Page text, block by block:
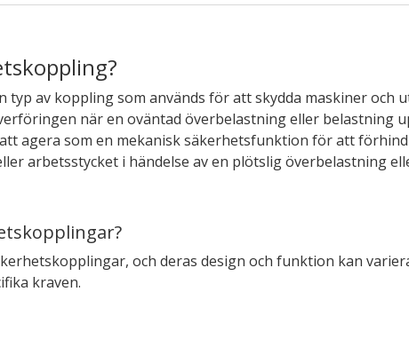
typ av koppling som används för att skydda maskiner och
när en oväntad överbelastning eller belastning
agera som en mekanisk säkerhetsfunktion för att
arbetsstycket i händelse av en plötslig överbelastning
och deras design och funktion kan
kraven.